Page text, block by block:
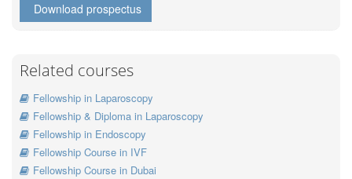
Download prospectus
Related courses
Fellowship in Laparoscopy
Fellowship & Diploma in Laparoscopy
Fellowship in Endoscopy
Fellowship Course in IVF
Fellowship Course in Dubai